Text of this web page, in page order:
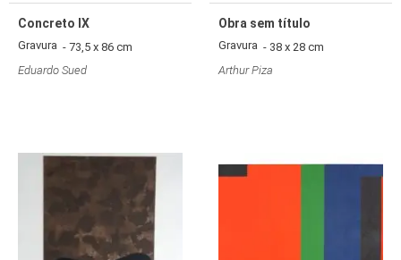
Concreto IX
Gravura - 73,5 x 86 cm
Eduardo Sued
Obra sem título
Gravura - 38 x 28 cm
Arthur Piza